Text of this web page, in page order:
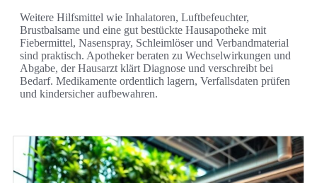
Weitere Hilfsmittel wie Inhalatoren, Luftbefeuchter,
Brustbalsame und eine gut bestückte Hausapotheke mit
Fiebermittel, Nasenspray, Schleimlöser und Verbandmaterial
sind praktisch. Apotheker beraten zu Wechselwirkungen und
Abgabe, der Hausarzt klärt Diagnose und verschreibt bei
Bedarf. Medikamente ordentlich lagern, Verfallsdaten prüfen
und kindersicher aufbewahren.